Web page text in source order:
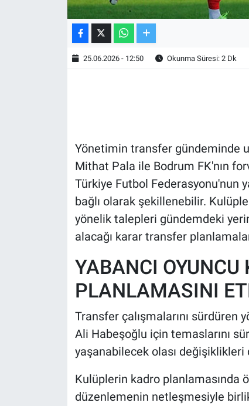
25.06.2026 - 12:50 Okunma Süresi: 2 Dk
Yönetimin transfer gündeminde
Mithat Pala ile Bodrum FK'nın
Türkiye Futbol Federasyonu'nun
bağlı olarak şekillenebilir.
yönelik talepleri gündemdeki
alacağı karar transfer
YABANCI OYUNCU
PLANLAMASINI
Transfer çalışmalarını
Ali Habeşoğlu için temaslarını
yaşanabilecek olası değişiklikleri
Kulüplerin kadro planlamasında
düzenlemenin netleşmesiyle
MAGAZİN
Bilim, Teknoloji